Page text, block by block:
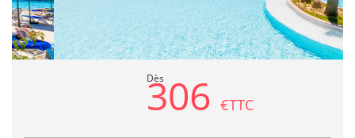
Dès
306€TTC